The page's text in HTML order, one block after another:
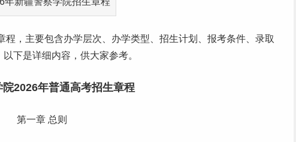
程，主要包含办学层次、办学类型、招生计划、报考条件、录取
下是详细内容，供大家参考。
2026年普通高考招生章程
第一章 总则